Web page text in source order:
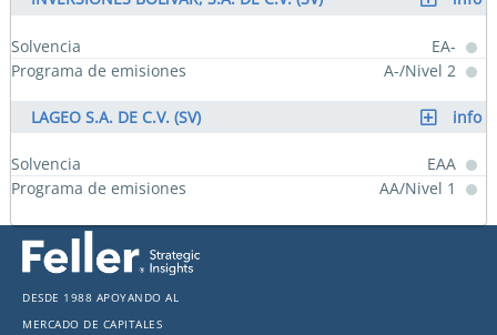
Solvencia
EA-
Programa de emisiones
A-/Nivel 2
LAGEO S.A. DE C.V. (SV) info
Solvencia
EAA
Programa de emisiones
AA/Nivel 1
Desde 1988 apoyando al
mercado de capitales